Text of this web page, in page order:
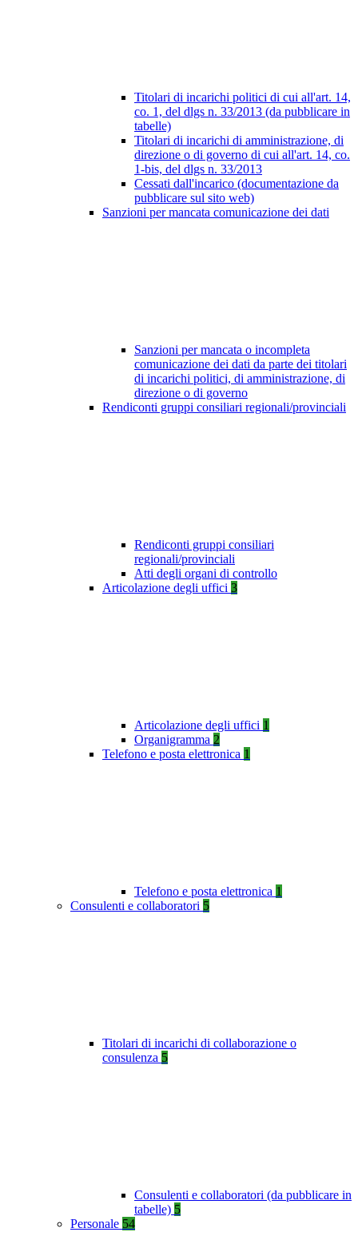
Titolari di incarichi politici di cui all'art. 14,
co. 1, del dlgs n. 33/2013 (da pubblicare in
tabelle)
Titolari di incarichi di amministrazione, di
direzione o di governo di cui all'art. 14, co.
1-bis, del dlgs n. 33/2013
Cessati dall'incarico (documentazione da
pubblicare sul sito web)
Sanzioni per mancata comunicazione dei dati
Sanzioni per mancata o incompleta
comunicazione dei dati da parte dei titolari
di incarichi politici, di amministrazione, di
direzione o di governo
Rendiconti gruppi consiliari regionali/provinciali
Rendiconti gruppi consiliari
regionali/provinciali
Atti degli organi di controllo
Articolazione degli uffici 3
Articolazione degli uffici 1
Organigramma 2
Telefono e posta elettronica 1
Telefono e posta elettronica 1
Consulenti e collaboratori 5
Titolari di incarichi di collaborazione o
consulenza 5
Consulenti e collaboratori (da pubblicare in
tabelle) 5
Personale 54